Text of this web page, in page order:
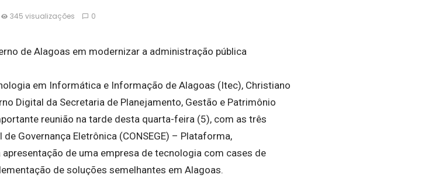
345 visualizações 0
de Alagoas em modernizar a administração pública
em Informática e Informação de Alagoas (Itec), Christiano
Digital da Secretaria de Planejamento, Gestão e Patrimônio
reunião na tarde desta quarta-feira (5), com as três
Governança Eletrônica (CONSEGE) – Plataforma,
de uma empresa de tecnologia com cases de
de soluções semelhantes em Alagoas.